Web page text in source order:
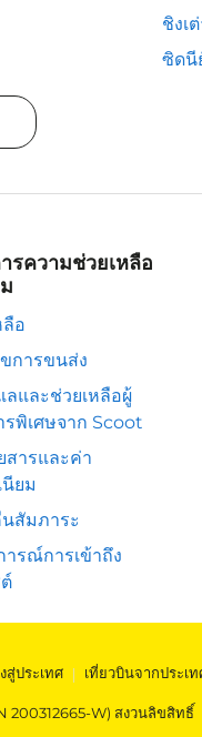
ชิงเ
ซิดนี
รความช่วยเหลือ
ลือ
ขการขนส่ง
ลและช่วยเหลือผู้
รพิเศษจาก Scoot
สารและค่า
นียม
นสัมภาระ
ารณ์การเข้าถึง
สู่ประเทศ | เที่ยวบินจากประเท
200312665-W) สงวนลิขสิทธิ์